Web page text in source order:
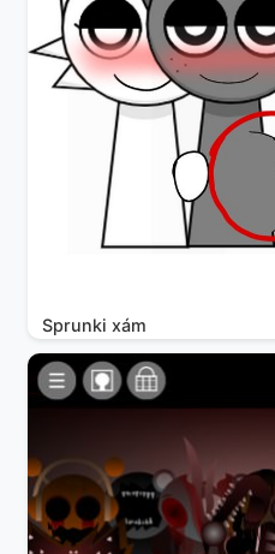
Sprunki xám